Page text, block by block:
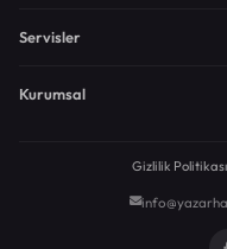
Servisler
Kurumsal
Gizlilik Politikası